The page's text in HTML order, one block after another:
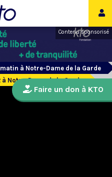
Contenu sponsorisé
à Notre-Dame de la Garde
à Notre-Dame de la Garde
Faire un don à KTO